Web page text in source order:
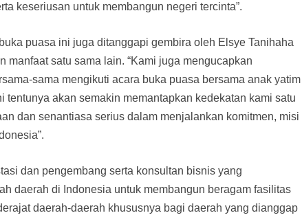
keseriusan untuk membangun negeri tercinta”.
puasa ini juga ditanggapi gembira oleh Elsye Tanihaha
satu sama lain. “Kami juga mengucapkan
sama mengikuti acara buka puasa bersama anak yatim
akan semakin memantapkan kedekatan kami satu
dan senantiasa serius dalam menjalankan komitmen, misi
dan pengembang serta konsultan bisnis yang
daerah di Indonesia untuk membangun beragam fasilitas
daerah-daerah khususnya bagi daerah yang dianggap